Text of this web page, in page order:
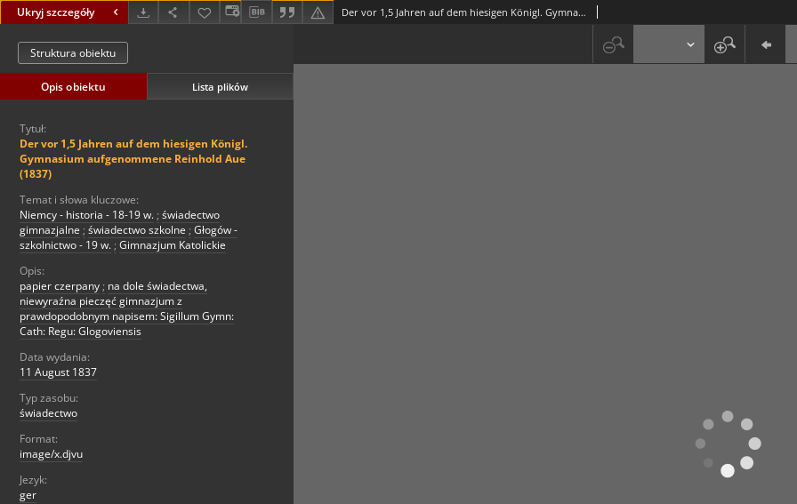
Ukryj szczegóły Der vor 1,5 Jahren auf dem hiesigen Königl. Gymnasium aufgenommene Reinhold Aue (1837)
Struktura obiektu
Opis obiektu Lista plików
Tytuł:
Der vor 1,5 Jahren auf dem hiesigen Königl.
Gymnasium aufgenommene Reinhold Aue
(1837)
Temat i słowa kluczowe:
Niemcy - historia - 18-19 w. ; świadectwo
gimnazjalne ; świadectwo szkolne ; Głogów -
szkolnictwo - 19 w. ; Gimnazjum Katolickie
Opis:
papier czerpany ; na dole świadectwa,
niewyraźna pieczęć gimnazjum z
prawdopodobnym napisem: Sigillum Gymn:
Cath: Regu: Glogoviensis
Data wydania:
11 August 1837
Typ zasobu:
świadectwo
Format:
image/x.djvu
Jezyk:
ger